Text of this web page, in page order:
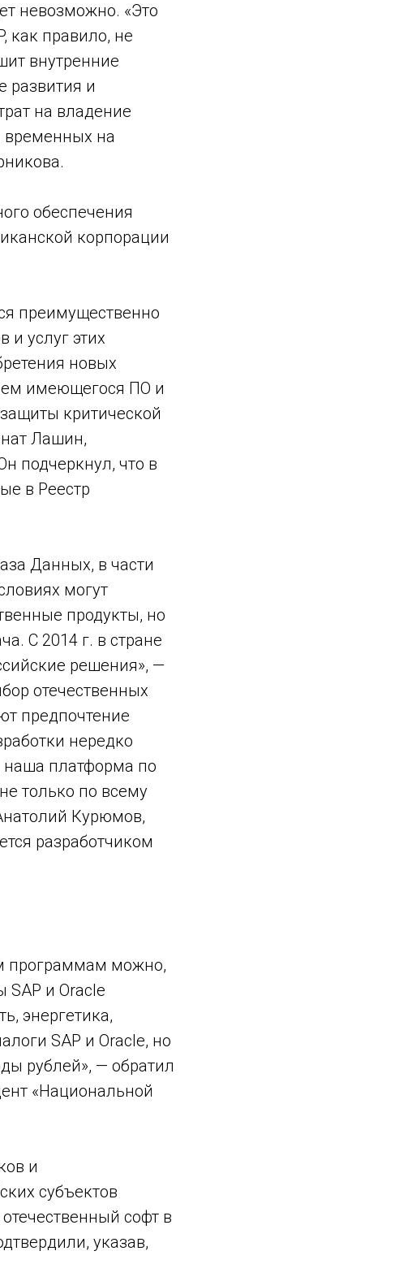
невозможно. «Это
как правило, не
внутренние
развития и
на владение
на
обеспечения
корпорации
преимущественно
и услуг этих
новых
имеющегося ПО и
критической
Лашин,
подчеркнул, что в
в Реестр
Данных, в части
могут
продукты, но
С 2014 г. в стране
решения», —
отечественных
предпочтение
нередко
платформа по
только по всему
Курюмов,
разработчиком
программам можно,
SAP и Oracle
энергетика,
SAP и Oracle, но
рублей», — обратил
«Национальной
и
субъектов
софт в
указав,